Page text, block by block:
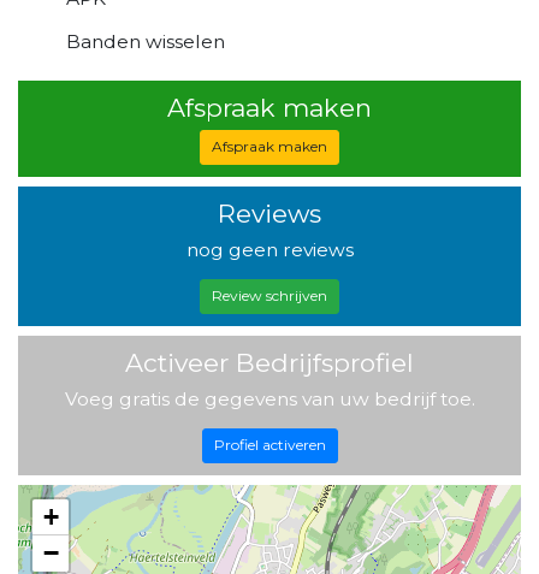
Banden wisselen
Afspraak maken
Afspraak maken
Reviews
nog geen reviews
Review schrijven
Activeer Bedrijfsprofiel
Voeg gratis de gegevens van uw bedrijf toe.
Profiel activeren
+
−